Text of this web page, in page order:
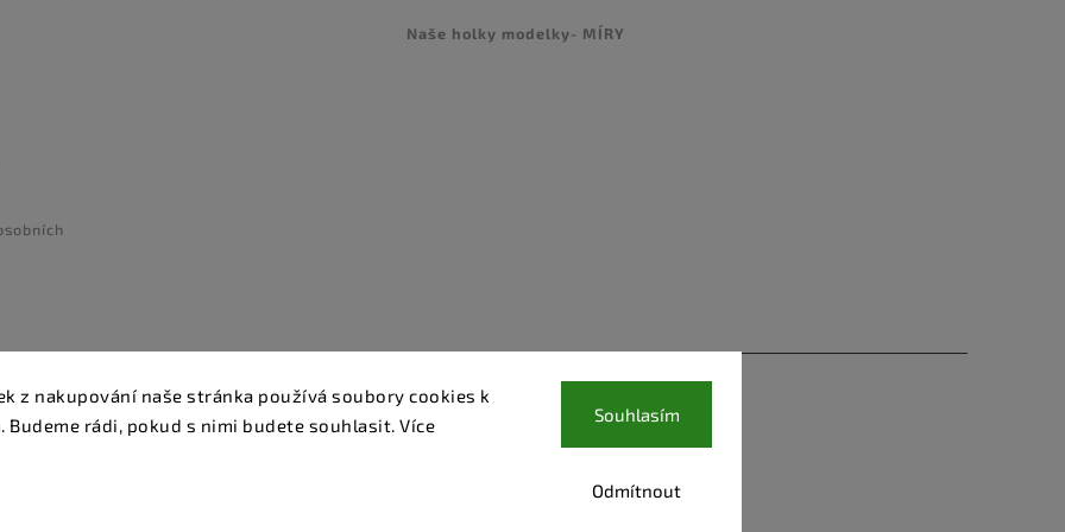
z nakupování naše stránka používá soubory cookies k
Budeme rádi, pokud s nimi budete souhlasit. Více
Odmítnout
Souhlasím
Naše holky modelky- MÍRY
Copyright 2026Glamstore. Všechna práva vyhrazena.
Upravit nastavení cookies